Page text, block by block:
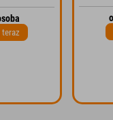
teraz